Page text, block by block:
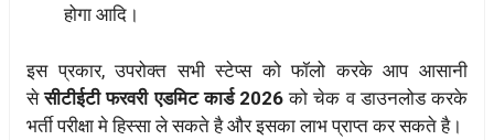
होगा आदि।
इस प्रकार, उपरोक्त सभी स्टेप्स को फॉलो करके आप आसानी
सेसीटीईटी फरवरी एडमिट कार्ड 2026 को चेक व डाउनलोड करके
भर्ती परीक्षा मे हिस्सा ले सकते है और इसका लाभ प्राप्त कर सकते है।